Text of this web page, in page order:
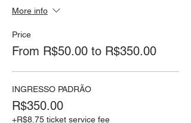
More info
Price
From R$50.00 to R$350.00
INGRESSO PADRÃO
R$350.00
+R$8.75 ticket service fee